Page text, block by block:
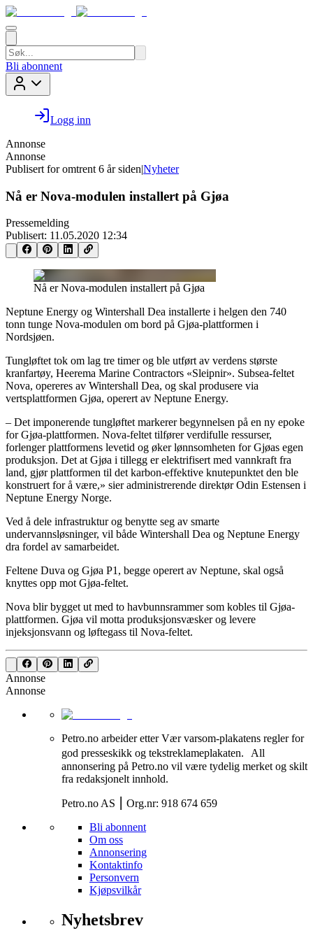
Bli abonnent
Logg inn
Annonse
Annonse
Publisert for omtrent 6 år siden|Nyheter
Nå er Nova-modulen installert på Gjøa
Pressemelding
Publisert: 11.05.2020 12:34
Nå er Nova-modulen installert på Gjøa
Neptune Energy og Wintershall Dea installerte i helgen den 740
tonn tunge Nova-modulen om bord på Gjøa-plattformen i
Nordsjøen.
Tungløftet tok om lag tre timer og ble utført av verdens største
kranfartøy, Heerema Marine Contractors «Sleipnir». Subsea-feltet
Nova, opereres av Wintershall Dea, og skal produsere via
vertsplattformen Gjøa, operert av Neptune Energy.
– Det imponerende tungløftet markerer begynnelsen på en ny epoke
for Gjøa-plattformen. Nova-feltet tilfører verdifulle ressurser,
forlenger plattformens levetid og øker lønnsomheten for Gjøas egen
produksjon. Det at Gjøa i tillegg er elektrifisert med vannkraft fra
land, gjør plattformen til det karbon-effektive knutepunktet den ble
konstruert for å være,» sier administrerende direktør Odin Estensen i
Neptune Energy Norge.
Ved å dele infrastruktur og benytte seg av smarte
undervannsløsninger, vil både Wintershall Dea og Neptune Energy
dra fordel av samarbeidet.
Feltene Duva og Gjøa P1, begge operert av Neptune, skal også
knyttes opp mot Gjøa-feltet.
Nova blir bygget ut med to havbunnsrammer som kobles til Gjøa-
plattformen. Gjøa vil motta produksjonsvæsker og levere
injeksjonsvann og løftegass til Nova-feltet.
Annonse
Annonse
Petro.no arbeider etter Vær varsom-plakatens regler for
god presseskikk og tekstreklameplakaten. All
annonsering på Petro.no vil være tydelig merket og skilt
fra redaksjonelt innhold.
Petro.no AS ⎮ Org.nr: 918 674 659
Bli abonnent
Om oss
Annonsering
Kontaktinfo
Personvern
Kjøpsvilkår
Nyhetsbrev